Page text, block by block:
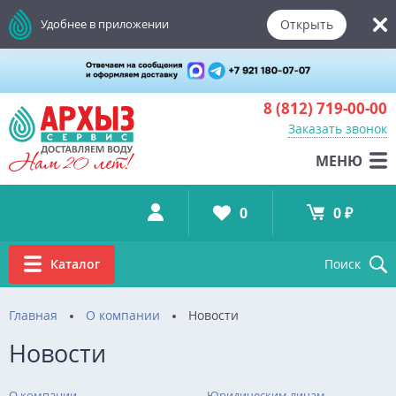
8 (812) 719-00-00
Заказать звонок
МЕНЮ
Удобнее в приложении Открыть
Каталог Поиск
0 0 ₽
Главная О компании Новости
Новости